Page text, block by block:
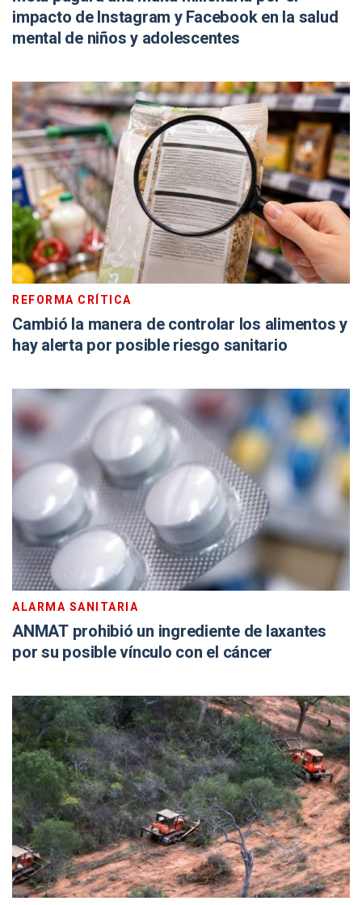
impacto de Instagram y Facebook en la salud
mental de niños y adolescentes
REFORMA CRÍTICA
Cambió la manera de controlar los alimentos y
hay alerta por posible riesgo sanitario
ALARMA SANITARIA
ANMAT prohibió un ingrediente de laxantes
por su posible vínculo con el cáncer